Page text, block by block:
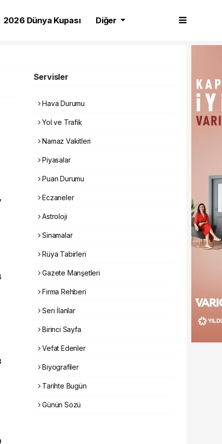
2026 Dünya Kupası Diğer
Servisler
Hava Durumu
Yol ve Trafik
Namaz Vakitleri
Piyasalar
Puan Durumu
Eczaneler
Astroloji
Sinamalar
Rüya Tabirleri
Gazete Manşetleri
Firma Rehberi
Seri İlanlar
Birinci Sayfa
Vefat Edenler
Biyografiler
Tarihte Bugün
Günün Sözü